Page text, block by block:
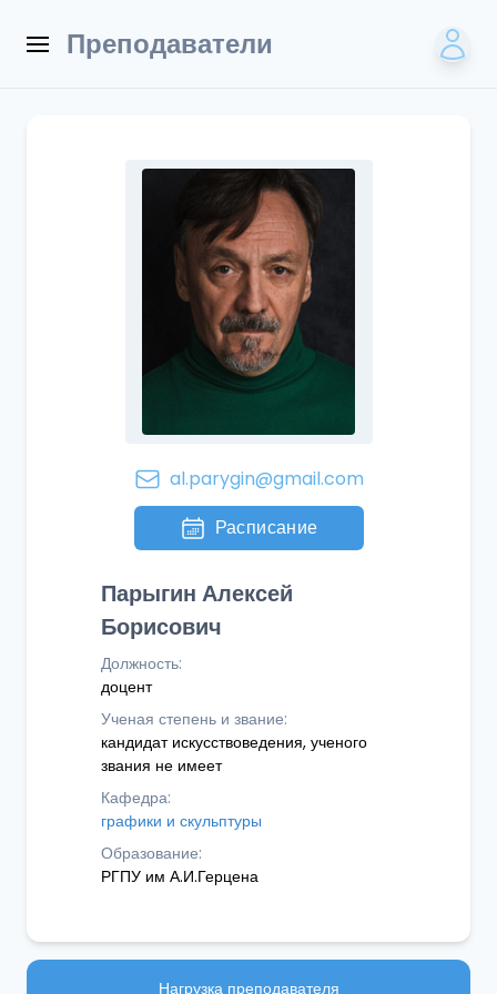
Преподаватели
al.parygin@gmail.com
Расписание
Парыгин Алексей
Борисович
Должность:
доцент
Ученая степень и звание:
кандидат искусствоведения, ученого
звания не имеет
Кафедра:
графики и скульптуры
Образование:
РГПУ им А.И.Герцена
Нагрузка преподавателя